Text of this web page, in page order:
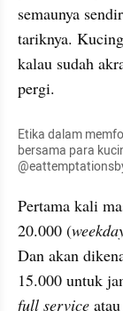
semaunya
tariknya.
kalau sudah
pergi.
Etika dalam
bersama para
Pertama kali
20.000 (
Dan akan
full service